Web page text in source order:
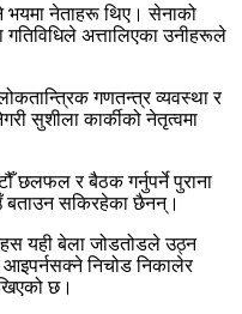
भयमा नेताहरू थिए। सेनाको
गतिविधिले अत्तालिएका उनीहरूले
गणतन्त्र व्यवस्था र
सुशीला कार्कीको नेतृत्वमा
छलफल र बैठक गर्नुपर्ने पुराना
बताउन सकिरहेका छैनन्।
यही बेला जोडतोडले उठ्न
निचोड निकालेर
छ।